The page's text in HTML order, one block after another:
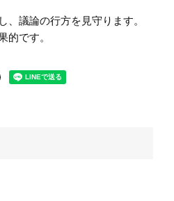
、議論の行方を見守ります。
的です。